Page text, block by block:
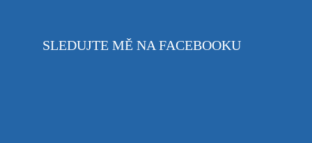
SLEDUJTE MĚ NA FACEBOOKU